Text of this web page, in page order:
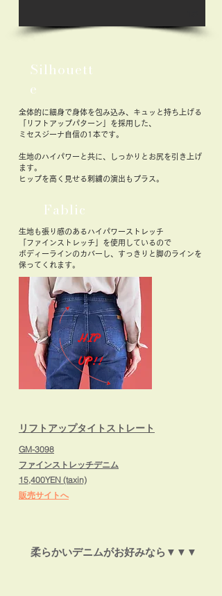
Silhouett
e
​全体的に細身で身体を包み込み、キュッと持ち上げる
「リフトアップパターン」を採用した、
​ミセスジーナ自信の1本です。
生地のハイパワーと共に、しっかりとお尻を引き上げ
ます。
​ヒップを高く見せる刺繍の演出もプラス。
Fablic
生地も張り感のあるハイパワーストレッチ
「ファインストレッチ」を使用しているので
ボディーラインのカバーし、すっきりと脚のラインを
​保ってくれます。
HIP
UP!!
​リフトアップタイトストレート
GM-3098
ファインストレッチデニム
15,400YEN (taxin)
販売サイトへ
柔らかいデニムがお好みなら▼▼▼